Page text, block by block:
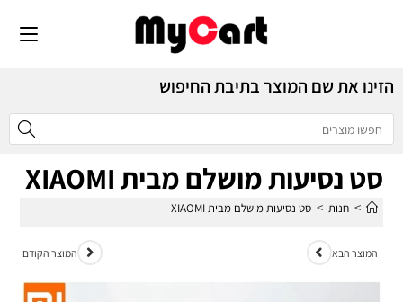
הזינו את שם המוצר בתיבת החיפוש
סט נסיעות מושלם מבית XIAOMI
> חנות > סט נסיעות מושלם מבית XIAOMI
המוצר הקודם המוצר הבא